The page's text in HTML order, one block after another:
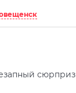
сюрприз